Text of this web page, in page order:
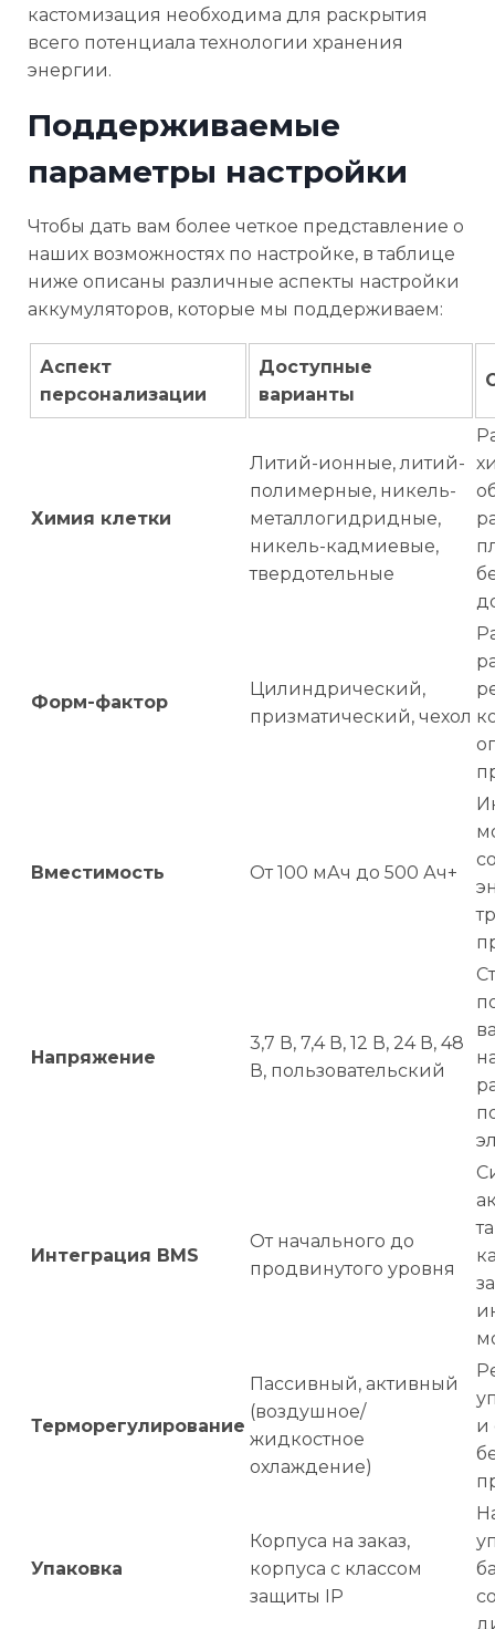
кастомизация необходима для раскрытия
всего потенциала технологии хранения
энергии.
Поддерживаемые
параметры настройки
Чтобы дать вам более четкое представление о
наших возможностях по настройке, в таблице
ниже описаны различные аспекты настройки
аккумуляторов, которые мы поддерживаем:
Аспект
персонализации
Доступные
варианты
Химия клетки
Литий-ионные, литий-
полимерные, никель-
металлогидридные,
никель-кадмиевые,
твердотельные
Форм-фактор
Цилиндрический,
призматический, чехол
Вместимость От 100 мАч до 500 Ач+
Напряжение
3,7 В, 7,4 В, 12 В, 24 В, 48
В, пользовательский
Интеграция BMS
От начального до
продвинутого уровня
Терморегулирование
Пассивный, активный
(воздушное/
жидкостное
охлаждение)
и
Упаковка
Корпуса на заказ,
корпуса с классом
защиты IP